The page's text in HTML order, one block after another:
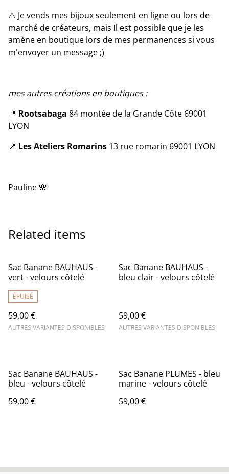
⚠️ Je vends mes bijoux seulement en ligne ou lors de
marché de créateurs, mais Il est possible que je les
amène en boutique lors de mes permanences si vous
m'envoyer un message ;)
mes autres créations en boutiques :
📍 Rootsabaga 84 montée de la Grande Côte 69001
LYON
📍 Les Ateliers Romarins 13 rue romarin 69001 LYON
Pauline 🌸
Related items
Sac Banane BAUHAUS -
vert - velours côtelé
ÉPUISÉ
59,00 €
AUTRES VARIANTES DISPONIBLES
Sac Banane BAUHAUS -
bleu clair - velours côtelé
59,00 €
AUTRES VARIANTES DISPONIBLES
Sac Banane BAUHAUS -
bleu - velours côtelé
59,00 €
Sac Banane PLUMES - bleu
marine - velours côtelé
59,00 €